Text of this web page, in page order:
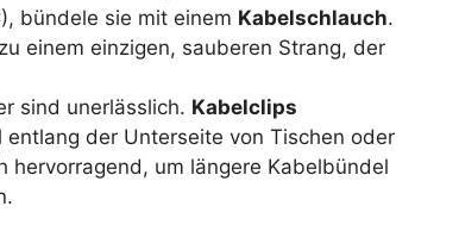
bündele sie mit einem Kabelschlauch.
einem einzigen, sauberen Strang, der
sind unerlässlich. Kabelclips
der Unterseite von Tischen oder
hervorragend, um längere Kabelbündel